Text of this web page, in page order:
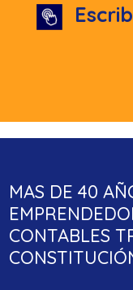
MAS DE 40
CONTABLES